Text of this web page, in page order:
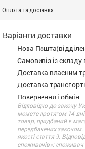
Оплата та доставка
Варіанти доставки
Нова
Самовивіз із
Доставка власним
Доставка
Повернення і обмін
Відповідно до закону
можете протягом 14
товар, придбаний в
передбачених
якості стаття 9.
споживачів»: